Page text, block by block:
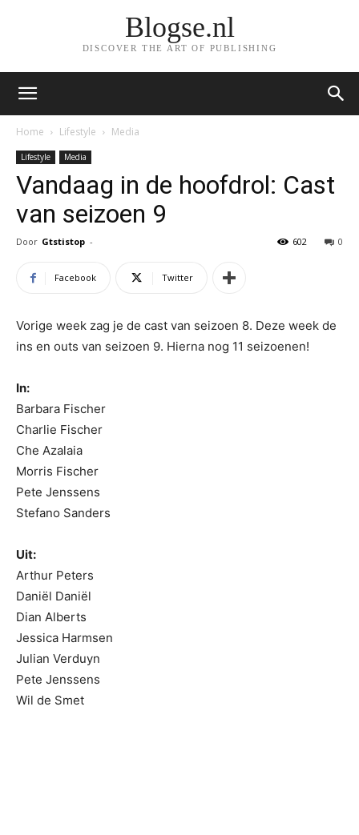
Blogse.nl
DISCOVER THE ART OF PUBLISHING
Home Lifestyle Media
Lifestyle Media
Vandaag in de hoofdrol: Cast
van seizoen 9
Door Gtstistop - 0
602
Facebook Twitter
Vorige week zag je de cast van seizoen 8. Deze week de
ins en outs van seizoen 9. Hierna nog 11 seizoenen!
In:
Barbara Fischer
Charlie Fischer
Che Azalaia
Morris Fischer
Pete Jenssens
Stefano Sanders
Uit:
Arthur Peters
Daniël Daniël
Dian Alberts
Jessica Harmsen
Julian Verduyn
Pete Jenssens
Wil de Smet